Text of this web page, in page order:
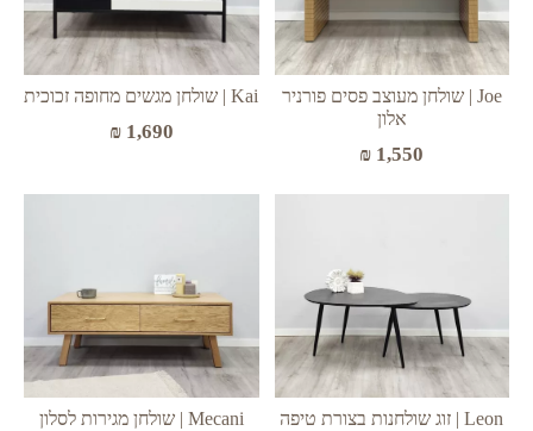
Joe | שולחן מעוצב פסים פורניר
אלון
₪ 1,550
Kai | שולחן מגשים מחופה זכוכית
₪1,690
Leon | זוג שולחנות בצורת טיפה Mecani | שולחן מגירות לסלון